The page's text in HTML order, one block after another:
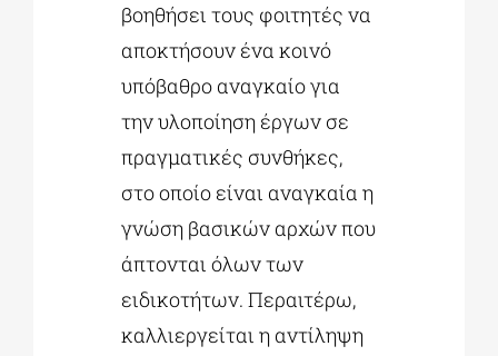
βοηθήσει τους φοιτητές να
αποκτήσουν ένα κοινό
υπόβαθρο αναγκαίο για
την υλοποίηση έργων σε
πραγματικές συνθήκες,
στο οποίο είναι αναγκαία η
γνώση βασικών αρχών που
άπτονται όλων των
ειδικοτήτων. Περαιτέρω,
καλλιεργείται η αντίληψη